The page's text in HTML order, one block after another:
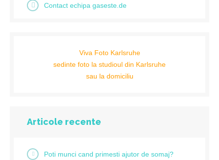
Contact echipa gaseste.de
Viva Foto Karlsruhe
sedinte foto la studioul din Karlsruhe
sau la domiciliu
Articole recente
Poti munci cand primesti ajutor de somaj?